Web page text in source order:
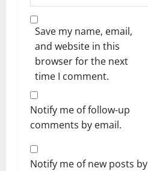
Save my name, email,
and website in this
browser for the next
time I comment.
Notify me of follow-up
comments by email.
Notify me of new posts by